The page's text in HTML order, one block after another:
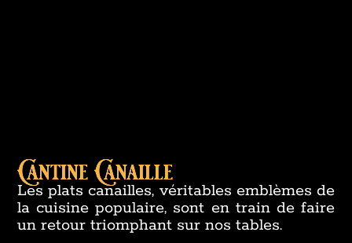
Cantine Canaille
Les plats canailles, véritables emblèmes de
la cuisine populaire, sont en train de faire
un retour triomphant sur nos tables.